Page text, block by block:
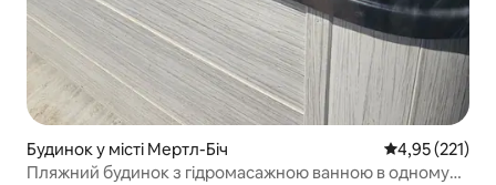
Будинок у місті Мертл-Біч Середня
4,95 (221)
Пляжний будинок з гідромасажною ванною в одному